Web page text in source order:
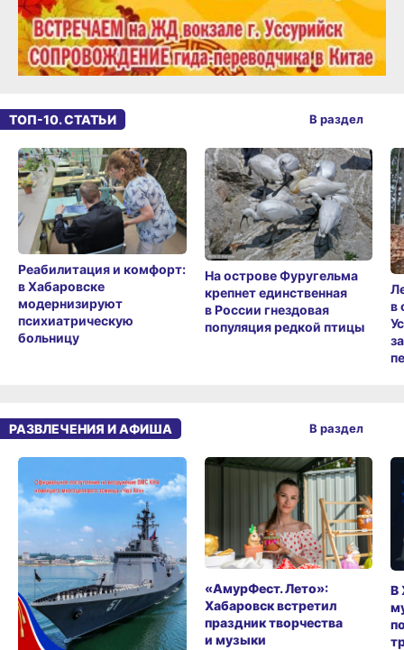
ТОП-10. СТАТЬИ
Реабилитация и комфорт:
в Хабаровске
модернизируют
психиатрическую
больницу
На острове Фуругельма
крепнет единственная
в России гнездовая
популяция редкой птицы
в
В раздел
РАЗВЛЕЧЕНИЯ И АФИША
«АмурФест. Лето»:
Хабаровск встретил
праздник творчества
и музыки
В
В раздел